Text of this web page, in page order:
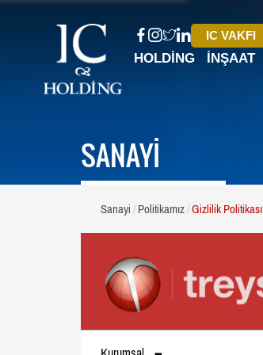
IC VAKFI
HOLDING İNŞAAT
SANAYİ
Sanayi Politikamız Gizlilik Politikası